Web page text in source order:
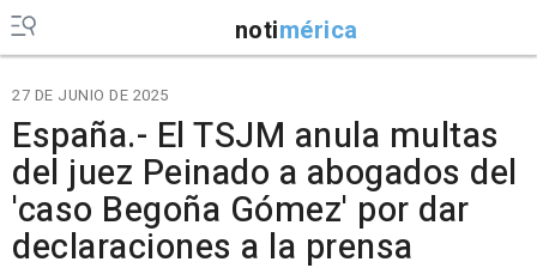
notimérica
27 DE JUNIO DE 2025
España.- El TSJM anula multas
del juez Peinado a abogados del
'caso Begoña Gómez' por dar
declaraciones a la prensa